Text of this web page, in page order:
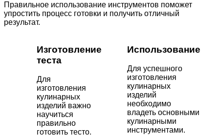
Правильное использование инструментов поможет
упростить процесс готовки и получить отличный
результат.
Изготовление
теста
Для
изготовления
кулинарных
изделий важно
научиться
правильно
готовить тесто.
Использование
Для успешного
изготовления
кулинарных
изделий
необходимо
владеть основными
кулинарными
инструментами.